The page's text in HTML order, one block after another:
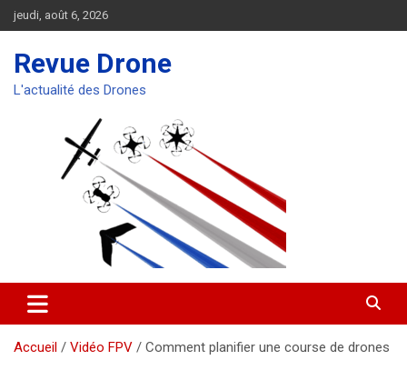
Aller
au
jeudi, août 6, 2026
Revue Drone
L'actualité des Drones
Accueil Vidéo FPV Comment planifier une course de drones